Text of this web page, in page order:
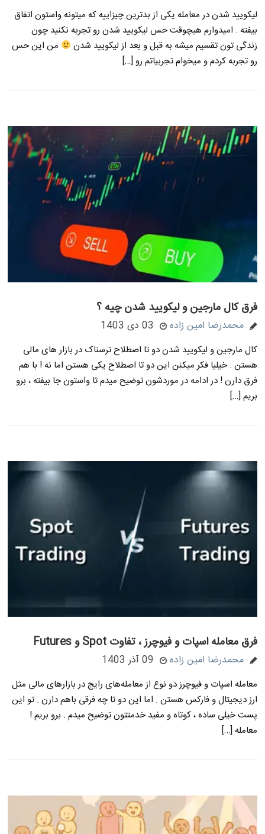
لیکویید شدن در معامله یکی از بدترین چیزاییه که میتونه واستون اتفاق
بیفته . امیدوارم هیچوقت حس لیکویید شدن رو تجربه نکنید چون
زندگی تون تقسیم میشه به قبل و بعد از لیکویید شدن
من این حس
رو تجربه کردم و میخوام تجربیاتم رو […]
فرق کال مارجین و لیکویید شدن چیه ؟
محمدرضا امین زاده 03 دی 1403
کال مارجین و لیکویید شدن دو تا اصطلاح ترسناک در بازار های مالی
هستن . خیلیا فکر میکنن این دو تا اصطلاح یکی هستن اما نه ! با هم
فرق دارن ! در ادامه در موردشون توضیح میدم تا واستون جا بیفته ، برو
بریم […]
فرق معامله اسپات و فیوچرز ، تفاوت Spot و Futures
محمدرضا امین زاده 09 آذر 1403
معامله اسپات و فیوچرز دو نوع از معامله‌های رایج در بازارهای مالی مثل
ارز دیجیتال و فارکس هستن . اما این دو تا چه فرقی باهم دارن . تو این
پست خیلی ساده ، کوتاه و مفید خدمتتون توضیح میدم . برو بریم !
معامله […]